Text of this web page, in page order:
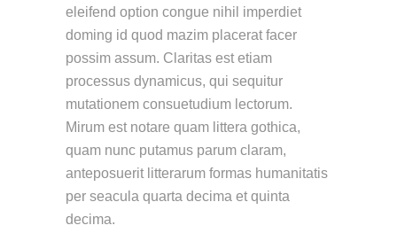
eleifend option congue nihil imperdiet
doming id quod mazim placerat facer
possim assum. Claritas est etiam
processus dynamicus, qui sequitur
mutationem consuetudium lectorum.
Mirum est notare quam littera gothica,
quam nunc putamus parum claram,
anteposuerit litterarum formas humanitatis
per seacula quarta decima et quinta
decima.